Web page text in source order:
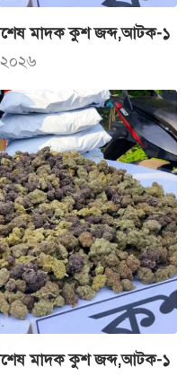
মাদক কুশ জব্দ,আটক-১
মাদক কুশ জব্দ,আটক-১